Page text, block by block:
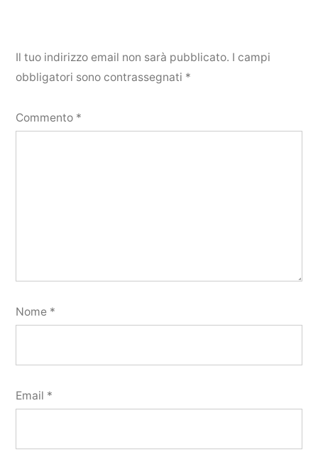
Il tuo indirizzo email non sarà pubblicato. I campi
obbligatori sono contrassegnati *
Commento *
Nome *
Email *